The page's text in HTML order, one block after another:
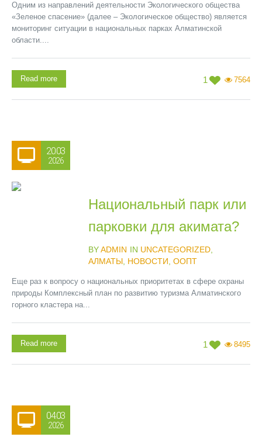
Одним из направлений деятельности Экологического общества
«Зеленое спасение» (далее – Экологическое общество) является
мониторинг ситуации в национальных парках Алматинской
области....
1 7564
Read more
20.03
2026
Национальный парк или
парковки для акимата?
BYADMIN IN UNCATEGORIZED,
АЛМАТЫ, НОВОСТИ ООПТ
Еще раз к вопросу о национальных приоритетах в сфере охраны
природы Комплексный план по развитию туризма Алматинского
горного кластера на...
1 8495
Read more
04.03
2026